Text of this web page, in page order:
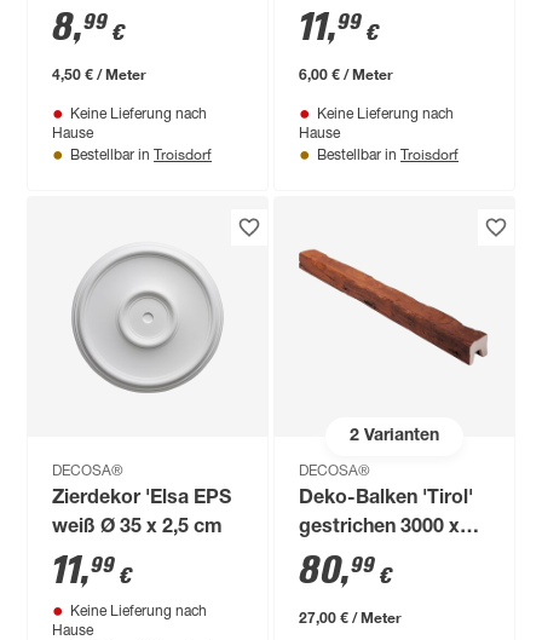
weiß 200 x 8,5 x 5,5
cm
8,99 €
4,50 € / Meter
Keine Lieferung nach
Hause
Bestellbar in Troisdorf
EPS weiß 200 x 6,5
cm
11,99 €
6,00 € / Meter
Keine Lieferung nach
Hause
Bestellbar in Troisdorf
DECOSA®
Zierdekor 'Elsa EPS
weiß Ø 35 x 2,5 cm
11,99 €
Keine Lieferung nach
Hause
2Varianten
DECOSA®
Deko-Balken 'Tirol'
gestrichen 3000 x
120 x 120 mm
80,99 €
27,00 € / Meter